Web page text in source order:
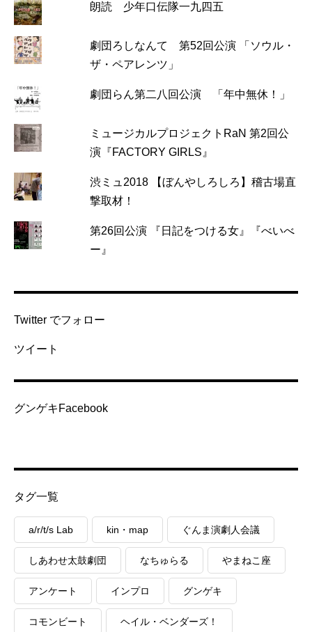
朗読 少年口伝隊一九四五
劇団ろしなんて 第52回公演 「ソウル・
ザ・ペアレンツ」
劇団らん第二八回公演 「年中無休！」
ミュージカルプロジェクトRaN 第2回公
演『FACTORY GIRLS』
渋ミュ2018 【ぼんやしろしろ】稽古場直
撃取材！
第26回公演 『日記をつける女』『べいべ
ー』
Twitter でフォロー
ツイート
グンゲキFacebook
タグ一覧
a/r/t/s Lab kin・map ぐんま演劇人会議
しあわせ太鼓劇団 なちゅらる やまねこ座
アンケート インプロ グンゲキ
コモンビート ヘイル・ベンダーズ！